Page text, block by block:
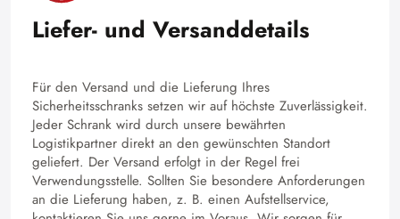
Liefer- und Versanddetails
Für den Versand und die Lieferung Ihres
Sicherheitsschranks setzen wir auf höchste Zuverlässigkeit.
Jeder Schrank wird durch unsere bewährten
Logistikpartner direkt an den gewünschten Standort
geliefert. Der Versand erfolgt in der Regel frei
Verwendungsstelle. Sollten Sie besondere Anforderungen
an die Lieferung haben, z. B. einen Aufstellservice,